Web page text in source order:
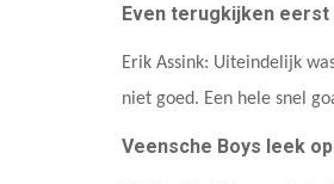
Even terugkijken eerst
Erik Assink: Uiteindelijk
niet goed. Een hele snel
Veensche Boys leek